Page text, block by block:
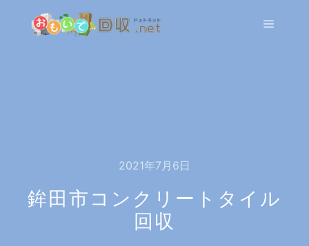
2021年7月6日
鉾田市コンクリートタイル
回収